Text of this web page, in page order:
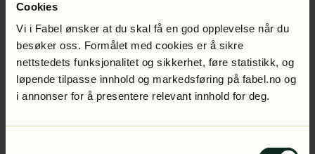
Cookies
Vi i Fabel ønsker at du skal få en god opplevelse når du
besøker oss. Formålet med cookies er å sikre
nettstedets funksjonalitet og sikkerhet, føre statistikk, og
løpende tilpasse innhold og markedsføring på fabel.no og
i annonser for å presentere relevant innhold for deg.